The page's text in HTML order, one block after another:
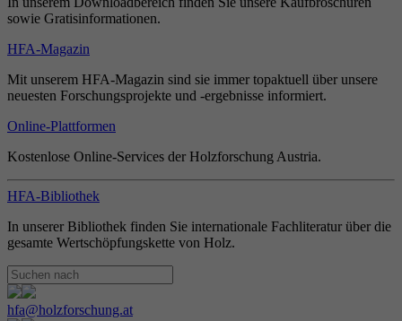
sowie Gratisinformationen.
HFA-Magazin
Mit unserem HFA-Magazin sind sie immer topaktuell über unsere
neuesten Forschungsprojekte und -ergebnisse informiert.
Online-Plattformen
Kostenlose Online-Services der Holzforschung Austria.
HFA-Bibliothek
In unserer Bibliothek finden Sie internationale Fachliteratur über die
gesamte Wertschöpfungskette von Holz.
hfa@holzforschung.at